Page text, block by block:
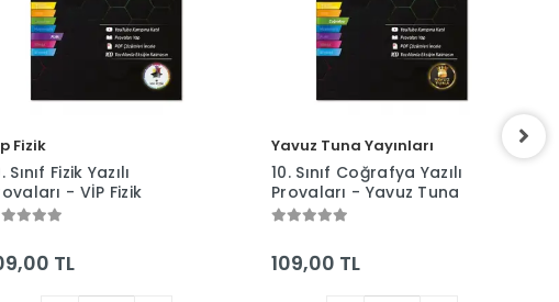
Fizik
Sınıf Fizik Yazılı
- VİP Fizik
TL
Yavuz Tuna Yayınları
10. Sınıf Coğrafya Yazılı
Provaları - Yavuz Tuna
109,00 TL